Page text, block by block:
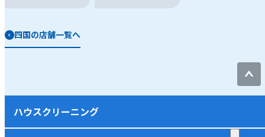
四国の店舗一覧へ
ハウスクリーニング